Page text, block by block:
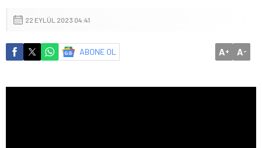
22 EYLÜL 2023 04:41
ABONE OL A+ A-